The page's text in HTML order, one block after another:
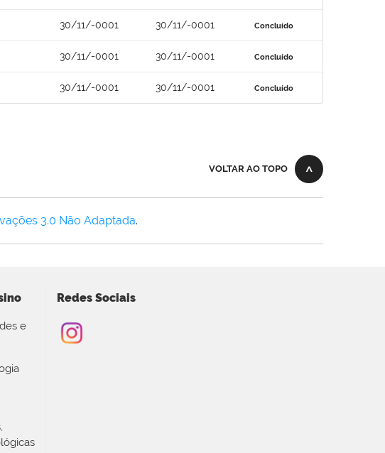
30/11/-0001 30/11/-0001 Concluído
30/11/-0001 30/11/-0001 Concluído
30/11/-0001 30/11/-0001 Concluído
VOLTAR AO TOPO
3.0 Não Adaptada.
e
Redes Sociais